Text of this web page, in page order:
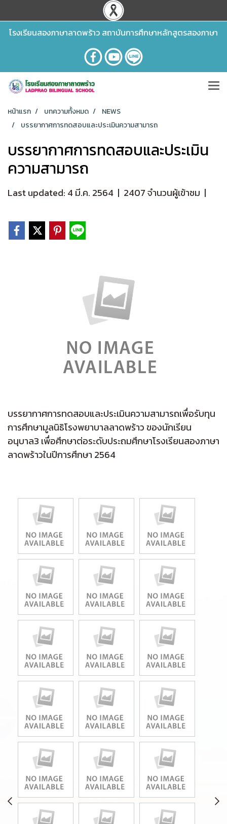
โรงเรียนสองภาษาลาดพร้าว สถาบันการศึกษาหลักสูตรสองภาษา
หน้าแรก บทความทั้งหมด
NEWS
บรรยากาศการทดสอบและประเมินความสามารถ
บรรยากาศการทดสอบและประเมิน
ความสามารถ
Last updated: 4 มี.ค. 2564 | 2407 จำนวนผู้เข้าชม |
บรรยากาศการทดสอบและประเมินความสามารถเพื่อรับทุน
การศึกษามูลนิธิโรงพยาบาลลาดพร้าว ของนักเรียน
อนุบาล3 เพื่อศึกษาต่อระดับประถมศึกษาโรงเรียนสองภาษา
ลาดพร้าวในปีการศึกษา 2564